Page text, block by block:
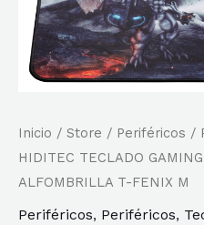
Inicio / Store / Periféricos /
HIDITEC TECLADO
ALFOMBRILLA T-FENIX M
Periféricos, Periféricos,